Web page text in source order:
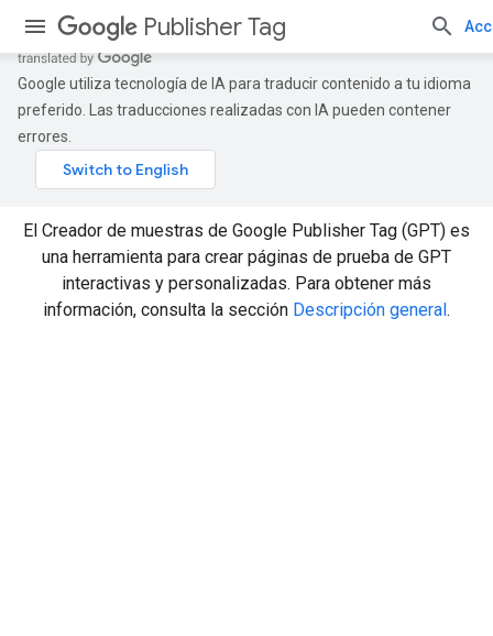
Publisher Tag
Google utiliza tecnología de IA para traducir contenido a tu idioma
preferido. Las traducciones realizadas con IA pueden contener
errores.
El Creador de muestras de Google Publisher Tag (GPT) es
una herramienta para crear páginas de prueba de GPT
interactivas y personalizadas. Para obtener más
información, consulta la sección Descripción general.